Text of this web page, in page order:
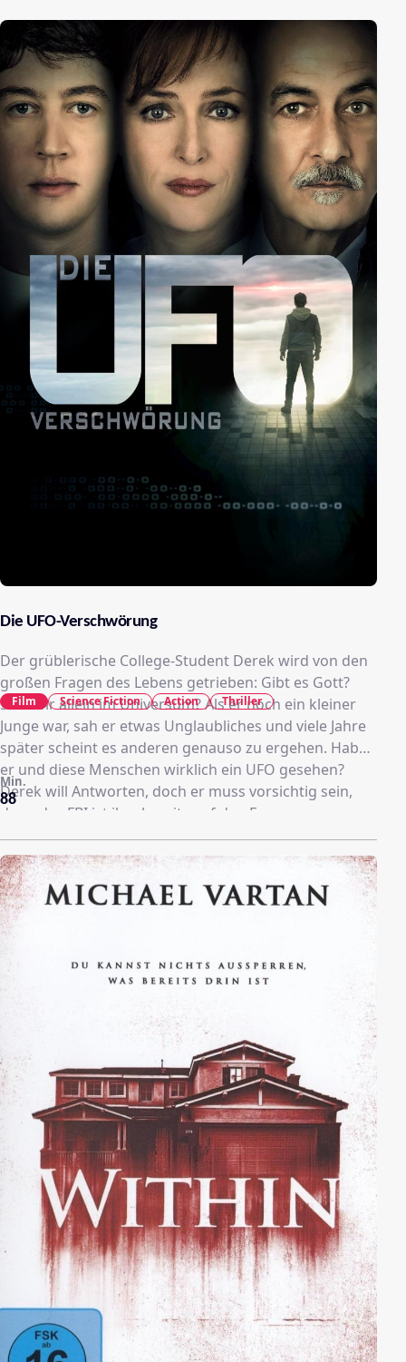
Die UFO-Verschwörung
Der grüblerische College-Student Derek wird von den
großen Fragen des Lebens getrieben: Gibt es Gott?
Sind wir allein im Universum? Als er noch ein kleiner
Junge war, sah er etwas Unglaubliches und viele Jahre
später scheint es anderen genauso zu ergehen. Haben
er und diese Menschen wirklich ein UFO gesehen?
Derek will Antworten, doch er muss vorsichtig sein,
denn das FBI ist ihm bereits auf den Fersen.
Unterstützung erhält er von seiner Freundin Natalie
und seiner Mathematikprofessorin Dr. Hendricks.
88
Min.
Film Science Fiction Action Thriller